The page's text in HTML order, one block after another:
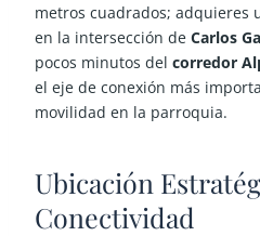
metros cuadrados; adquieres
en la intersección de Carlos
pocos minutos del corredor
el eje de conexión más
movilidad en la parroquia.
Ubicación
Conectividad